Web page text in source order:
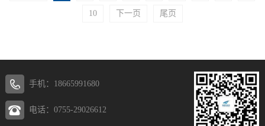
10 下一页 尾页
手机：18665991680
电话：0755-29026612